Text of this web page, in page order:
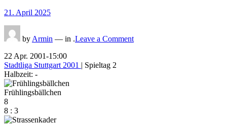
Posted
21. April 2025
by Armin — in .Leave a Comment
22 Apr. 2001-15:00
Stadtliga Stuttgart 2001 | Spieltag 2
Halbzeit: -
Frühlingsbällchen
8
8 : 3